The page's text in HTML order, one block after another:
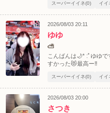
スーパーイイネ(0) イイ
2026/08/03 20:11
ゆゆ
⛅️
こんばんは🌙* :ﾟゆゆ
すかった😻最高ー‼️
スーパーイイネ(0) イイ
2026/08/03 20:00
さつき